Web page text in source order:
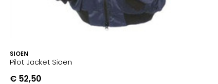
SIOEN
Pilot Jacket Sioen
€ 52,50